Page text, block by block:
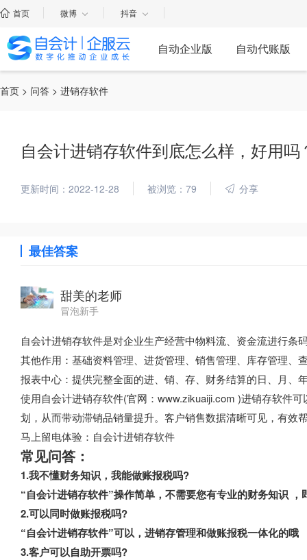
首页 微博 抖音
自动企业版 自动代账版
首页 > 问答 > 进销存软件
自会计进销存软件到底怎么样，好用吗
更新时间：2022-12-28 被浏览：79 分享
最佳答案
甜美的老师
冒泡新手
自会计进销存软件是对企业生产经营中物料流、资金流进行条
其他作用：基础资料管理、进货管理、销售管理、库存管理、
报表中心：提供完整全面的进、销、存、财务结算的日、月、
使用自会计进销存软件(官网：www.zikuaiji.com )进销存软件
划，从而带动滞销品销量提升。客户销售数据清晰可见，有效
马上留电体验：自会计进销存软件
常见问答：
1.我不懂财务知识，我能做账报税吗?
“自会计进销存软件”操作简单，不需要您有专业的财务知识
2.可以同时做账报税吗?
“自会计进销存软件”可以，进销存管理和做账报税一体化的哦
3.客户可以自助开票吗?